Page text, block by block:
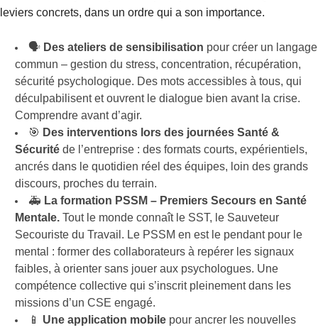
leviers concrets, dans un ordre qui a son importance.
🗣️ Des ateliers de sensibilisation pour créer un langage
commun – gestion du stress, concentration, récupération,
sécurité psychologique. Des mots accessibles à tous, qui
déculpabilisent et ouvrent le dialogue bien avant la crise.
Comprendre avant d’agir.
🎯 Des interventions lors des journées Santé &
Sécurité de l’entreprise : des formats courts, expérientiels,
ancrés dans le quotidien réel des équipes, loin des grands
discours, proches du terrain.
🚑 La formation PSSM – Premiers Secours en Santé
Mentale. Tout le monde connaît le SST, le Sauveteur
Secouriste du Travail. Le PSSM en est le pendant pour le
mental : former des collaborateurs à repérer les signaux
faibles, à orienter sans jouer aux psychologues. Une
compétence collective qui s’inscrit pleinement dans les
missions d’un CSE engagé.
📱 Une application mobile pour ancrer les nouvelles